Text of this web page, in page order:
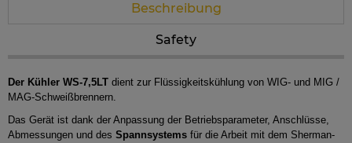
Beschreibung
Safety
Der Kühler WS-7,5LT dient zur Flüssigkeitskühlung von WIG- und MIG /
MAG-Schweißbrennern.
Das Gerät ist dank der Anpassung der Betriebsparameter, Anschlüsse,
Abmessungen und des Spannsystems für die Arbeit mit dem Sherman-